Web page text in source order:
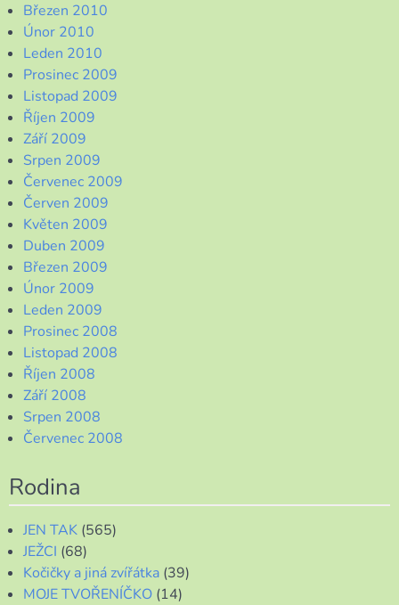
Březen 2010
Únor 2010
Leden 2010
Prosinec 2009
Listopad 2009
Říjen 2009
Září 2009
Srpen 2009
Červenec 2009
Červen 2009
Květen 2009
Duben 2009
Březen 2009
Únor 2009
Leden 2009
Prosinec 2008
Listopad 2008
Říjen 2008
Září 2008
Srpen 2008
Červenec 2008
Rodina
JEN TAK (565)
JEŽCI (68)
Kočičky a jiná zvířátka (39)
MOJE TVOŘENÍČKO (14)